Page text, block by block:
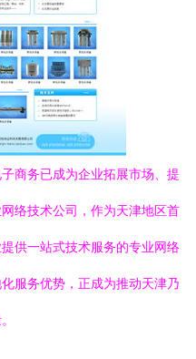
商务已成为企业拓展市场、提
络技术公司，作为天津地区首
供一站式技术服务的专业网络
服务优势，正成为推动天津乃